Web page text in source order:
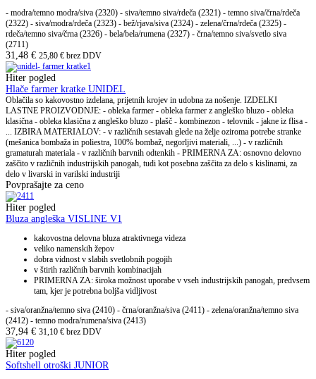
- modra/temno modra/siva (2320) - siva/temno siva/rdeča (2321) - temno siva/črna/rdeča
(2322) - siva/modra/rdeča (2323) - bež/rjava/siva (2324) - zelena/črna/rdeča (2325) -
rdeča/temno siva/črna (2326) - bela/bela/rumena (2327) - črna/temno siva/svetlo siva
(2711)
31,48 € 25,80 € brez DDV
Hiter pogled
Hlače farmer kratke UNIDEL
Oblačila so kakovostno izdelana, prijetnih krojev in udobna za nošenje. IZDELKI
LASTNE PROIZVODNJE: - obleka farmer - obleka farmer z angleško bluzo - obleka
klasična - obleka klasična z angleško bluzo - plašč - kombinezon - telovnik - jakne iz flisa -
... IZBIRA MATERIALOV: - v različnih sestavah glede na želje oziroma potrebe stranke
(mešanica bombaža in poliestra, 100% bombaž, negorljivi materiali, ...) - v različnih
gramaturah materiala - v različnih barvnih odtenkih - PRIMERNA ZA: osnovno delovno
zaščito v različnih industrijskih panogah, tudi kot posebna zaščita za delo s kislinami, za
delo v livarski in varilski industriji
Povprašajte za ceno
Hiter pogled
Bluza angleška VISLINE V1
kakovostna delovna bluza atraktivnega videza
veliko namenskih žepov
dobra vidnost v slabih svetlobnih pogojih
v štirih različnih barvnih kombinacijah
PRIMERNA ZA: široka možnost uporabe v vseh industrijskih panogah, predvsem
tam, kjer je potrebna boljša vidljivost
- siva/oranžna/temno siva (2410) - črna/oranžna/siva (2411) - zelena/oranžna/temno siva
(2412) - temno modra/rumena/siva (2413)
37,94 € 31,10 € brez DDV
Hiter pogled
Softshell otroški JUNIOR